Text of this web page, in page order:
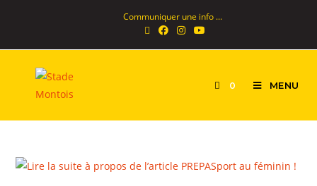
Communiquer une info ...
0 MENU